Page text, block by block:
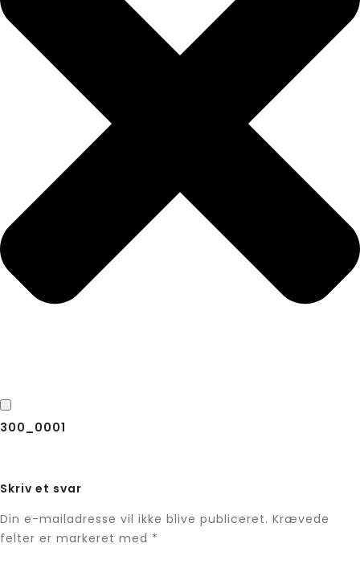
300_0001
Skriv et svar
Din e-mailadresse vil ikke blive publiceret. Krævede
felter er markeret med *